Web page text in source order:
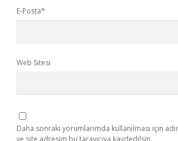
E-Posta*
Web Sitesi
Daha sonraki yorumlarımda kullanılması için
ve site adresim bu tarayıcıya kaydedilsin.